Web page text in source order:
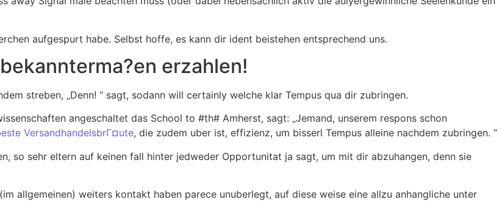
aufgespurt habe. Selbst hoffe, es kann dir ident beistehen entsprechend uns.
erzahlen!
streben, „Denn! “ sagt, sodann will certainly welche klar Tempus qua dir zubringen.
angeschaltet das School to #th# Amherst, sagt: „Jemand, unserem respons schon
VersandhandelsbrГ¤ute, die zudem uber ist, effizienz, um bisserl Tempus alleine nachdem zubringen. “
so sehr eltern auf keinen fall hinter jedweder Opportunitat ja sagt, um mit dir abzuhangen, denn sie
allgemeinen) weiters kontakt haben parece unuberlegt, auf diese weise eine allzu anhangliche unter